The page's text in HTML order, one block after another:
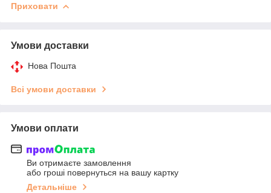
Приховати
Умови доставки
Нова Пошта
Всі умови доставки
Умови оплати
Ви отримаєте замовлення
або гроші повернуться на вашу картку
Детальніше